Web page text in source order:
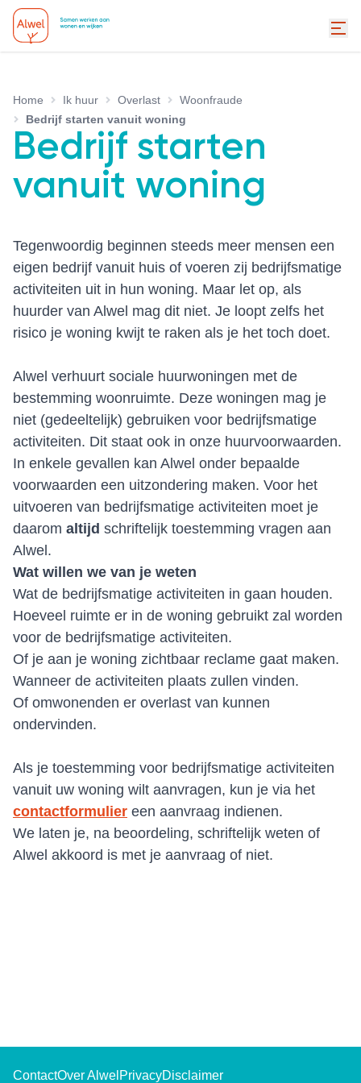
Home Ik huur Overlast
Woonfraude
Bedrijf starten vanuit woning
Bedrijf starten
vanuit woning
Tegenwoordig beginnen steeds meer mensen een
eigen bedrijf vanuit huis of voeren zij bedrijfsmatige
activiteiten uit in hun woning. Maar let op, als
huurder van Alwel mag dit niet. Je loopt zelfs het
risico je woning kwijt te raken als je het toch doet.
Alwel verhuurt sociale huurwoningen met de
bestemming woonruimte. Deze woningen mag je
niet (gedeeltelijk) gebruiken voor bedrijfsmatige
activiteiten. Dit staat ook in onze huurvoorwaarden.
In enkele gevallen kan Alwel onder bepaalde
voorwaarden een uitzondering maken. Voor het
uitvoeren van bedrijfsmatige activiteiten moet je
daarom altijd schriftelijk toestemming vragen aan
Alwel.
Wat willen we van je weten
Wat de bedrijfsmatige activiteiten in gaan houden.
Hoeveel ruimte er in de woning gebruikt zal worden
voor de bedrijfsmatige activiteiten.
Of je aan je woning zichtbaar reclame gaat maken.
Wanneer de activiteiten plaats zullen vinden.
Of omwonenden er overlast van kunnen
ondervinden.
Als je toestemming voor bedrijfsmatige activiteiten
vanuit uw woning wilt aanvragen, kun je via het
contactformulier een aanvraag indienen.
We laten je, na beoordeling, schriftelijk weten of
Alwel akkoord is met je aanvraag of niet.
ContactOver Alwel PrivacyDisclaimer